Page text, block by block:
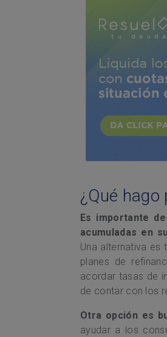
¿Qué
Es importante
acumuladas en
Una alternativa
planes de
acordar tasas de
de contar con los
Otra opción es
ayudar a los